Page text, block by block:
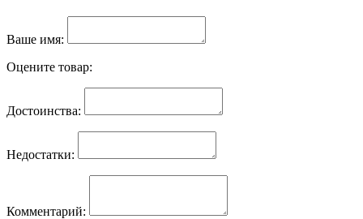
Ваше имя:
Оцените товар:
Достоинства:
Недостатки:
Комментарий: